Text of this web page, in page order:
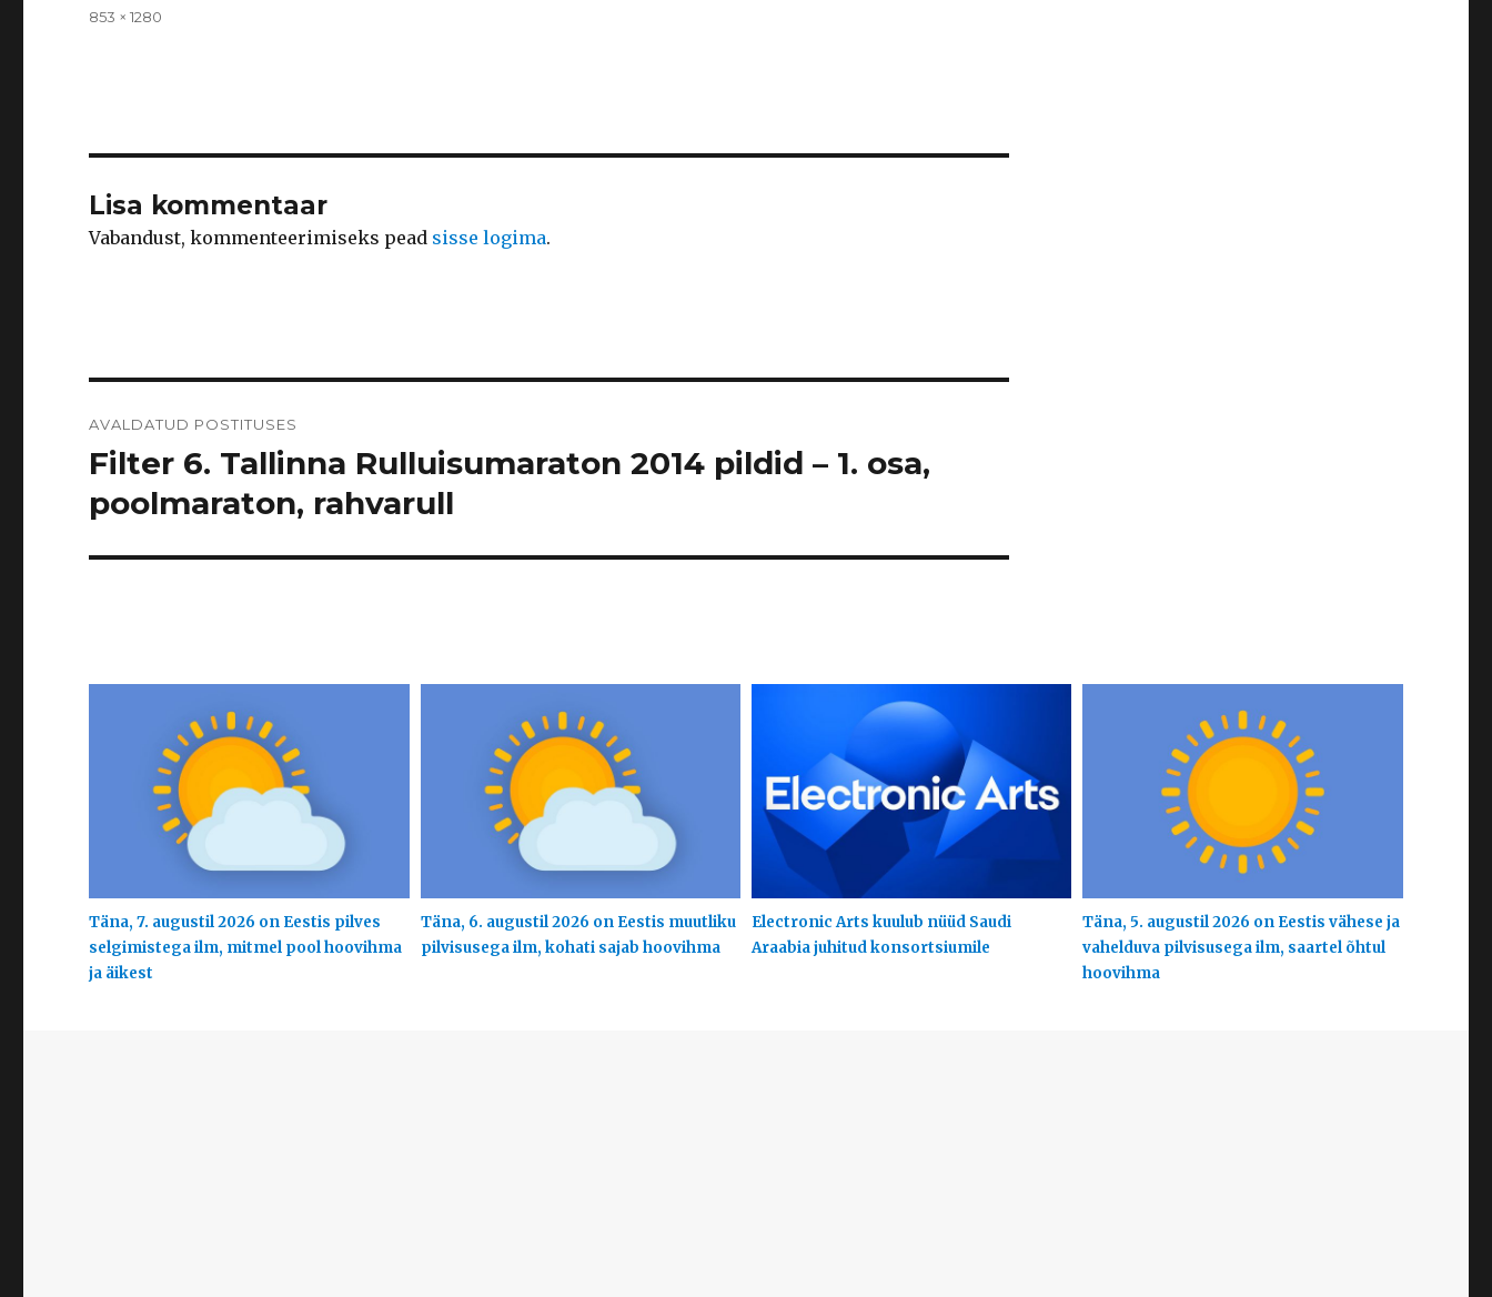
Täissuurus
853 × 1280
Lisa kommentaar
Vabandust, kommenteerimiseks pead sisse logima.
AVALDATUD POSTITUSES
Filter 6. Tallinna Rulluisumaraton 2014 pildid – 1. osa,
poolmaraton, rahvarull
Täna, 7. augustil 2026 on Eestis pilves
selgimistega ilm, mitmel pool hoovihma
ja äikest
Täna, 6. augustil 2026 on Eestis muutliku
pilvisusega ilm, kohati sajab hoovihma
Electronic Arts kuulub nüüd Saudi
Araabia juhitud konsortsiumile
Täna, 5. augustil 2026 on Eestis vähese ja
vahelduva pilvisusega ilm, saartel õhtul
hoovihma